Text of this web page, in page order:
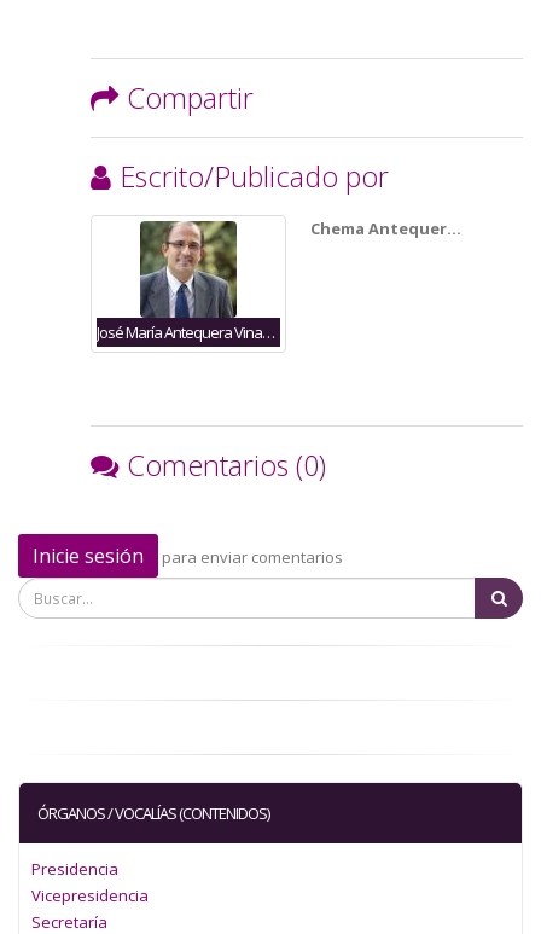
Compartir
Escrito/Publicado por
José María Antequera Vinagre
Chema Antequer…
Comentarios (0)
Inicie sesión
para enviar comentarios
ÓRGANOS / VOCALÍAS (CONTENIDOS)
Presidencia
Vicepresidencia
Secretaría